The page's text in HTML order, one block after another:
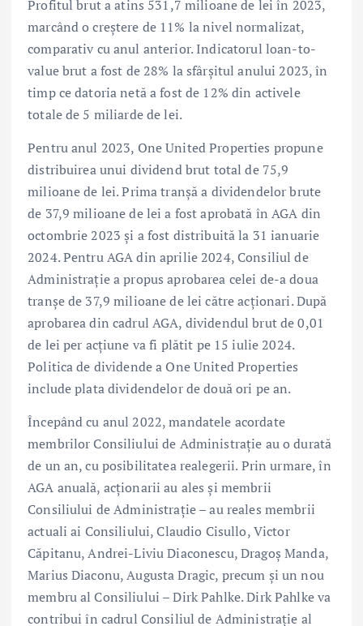
Profitul brut a atins 531,7 milioane de lei în 2023,
marcând o creștere de 11% la nivel normalizat,
comparativ cu anul anterior. Indicatorul loan-to-
value brut a fost de 28% la sfârșitul anului 2023, în
timp ce datoria netă a fost de 12% din activele
totale de 5 miliarde de lei.
Pentru anul 2023, One United Properties propune
distribuirea unui dividend brut total de 75,9
milioane de lei. Prima tranșă a dividendelor brute
de 37,9 milioane de lei a fost aprobată în AGA din
octombrie 2023 și a fost distribuită la 31 ianuarie
2024. Pentru AGA din aprilie 2024, Consiliul de
Administrație a propus aprobarea celei de-a doua
tranșe de 37,9 milioane de lei către acționari. După
aprobarea din cadrul AGA, dividendul brut de 0,01
de lei per acțiune va fi plătit pe 15 iulie 2024.
Politica de dividende a One United Properties
include plata dividendelor de două ori pe an.
Începând cu anul 2022, mandatele acordate
membrilor Consiliului de Administrație au o durată
de un an, cu posibilitatea realegerii. Prin urmare, în
AGA anuală, acționarii au ales și membrii
Consiliului de Administrație – au reales membrii
actuali ai Consiliului, Claudio Cisullo, Victor
Căpitanu, Andrei-Liviu Diaconescu, Dragoș Manda,
Marius Diaconu, Augusta Dragic, precum și un nou
membru al Consiliului – Dirk Pahlke. Dirk Pahlke va
contribui în cadrul Consiliul de Administrație al